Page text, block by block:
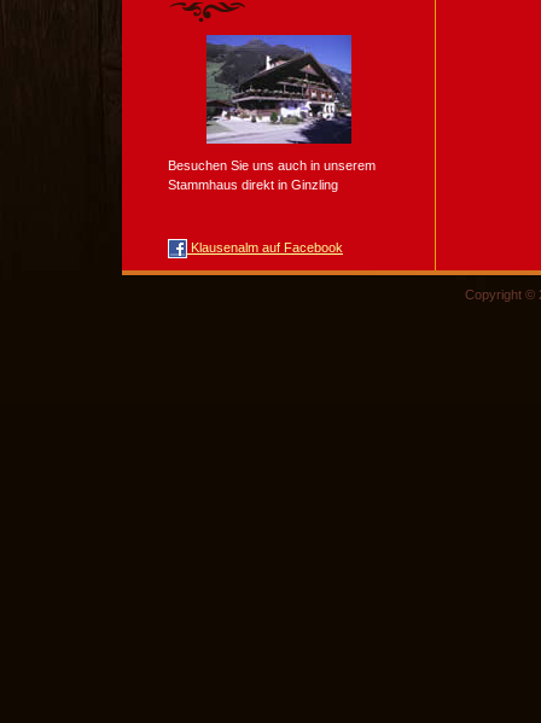
Besuchen Sie uns auch in unserem
Stammhaus direkt in Ginzling
Klausenalm auf Facebook
Copyright ©